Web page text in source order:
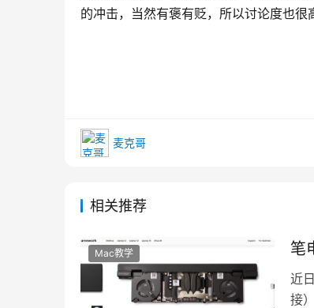
的冲击，当然有褒有贬，所以讨论度也很
麦克哥
相关推荐
Mac教学 笔
近
接